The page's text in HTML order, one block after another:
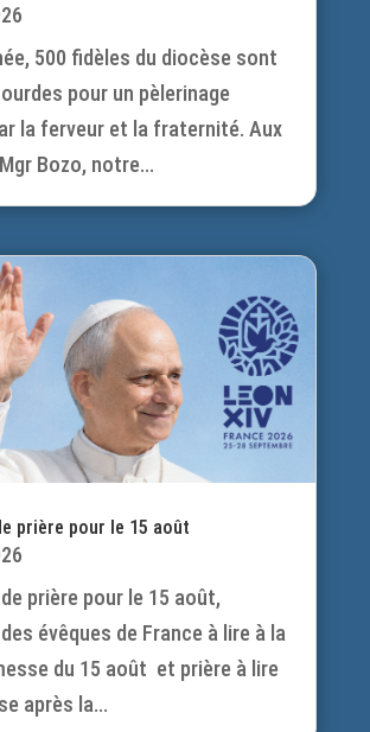
500 fidèles du diocèse sont
pour un pèlerinage
la ferveur et la fraternité. Aux
Bozo, notre...
prière pour le 15 août
prière pour le 15 août,
évêques de France à lire à la
du 15 août et prière à lire
après la...